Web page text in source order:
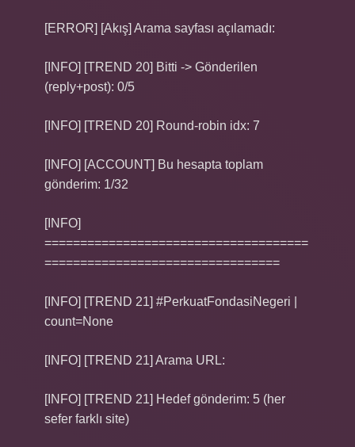
[ERROR] [Akış] Arama sayfası açılamadı:
[INFO] [TREND 20] Bitti -> Gönderilen
(reply+post): 0/5
[INFO] [TREND 20] Round-robin idx: 7
[INFO] [ACCOUNT] Bu hesapta toplam
gönderim: 1/32
[INFO]
=====================================
=================================
[INFO] [TREND 21] #PerkuatFondasiNegeri |
count=None
[INFO] [TREND 21] Arama URL:
[INFO] [TREND 21] Hedef gönderim: 5 (her
sefer farklı site)